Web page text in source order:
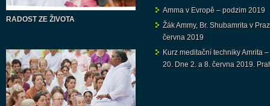
RADOST ZE ŽIVOTA
Amma v Evropě – podzim 2019
Žák Ammy, Br. Shubamrita v
června 2019
Kurz meditační techniky Amrita –
20. Dne 2. a 8. června 2019.